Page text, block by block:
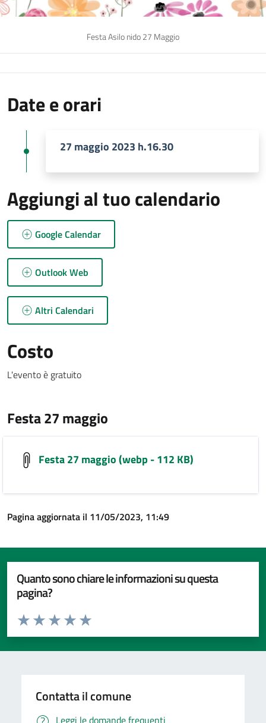
Festa Asilo nido 27 Maggio
Date e orari
27 maggio 2023 h.16.30
Aggiungi al tuo calendario
Google Calendar
Outlook Web
Altri Calendari
Costo
L'evento è gratuito
Festa 27 maggio
Festa 27 maggio (webp - 112 KB)
Pagina aggiornata il 11/05/2023, 11:49
Quanto sono chiare le informazioni su questa
pagina?
Valuta da 1 a 5 stelle la pagina
Valuta 5 stelle su 5
Valuta 4 stelle su 5
Valuta 3 stelle su 5
Valuta 2 stelle su 5
Valuta 1 stelle su 5
Contatta il comune
Leggi le domande frequenti